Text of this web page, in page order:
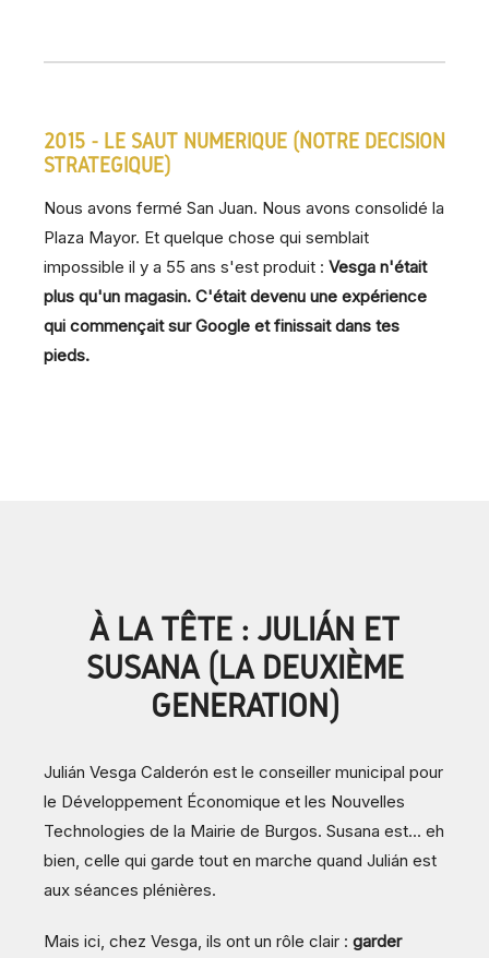
2015 - LE SAUT NUMÉRIQUE (NOTRE DÉCISION
STRATÉGIQUE)
Nous avons fermé San Juan. Nous avons consolidé la
Plaza Mayor. Et quelque chose qui semblait
impossible il y a 55 ans s'est produit : Vesga n'était
plus qu'un magasin. C'était devenu une expérience
qui commençait sur Google et finissait dans tes
pieds.
À LA TÊTE : JULIÁN ET
SUSANA (LA DEUXIÈME
GÉNÉRATION)
Julián Vesga Calderón est le conseiller municipal pour
le Développement Économique et les Nouvelles
Technologies de la Mairie de Burgos. Susana est... eh
bien, celle qui garde tout en marche quand Julián est
aux séances plénières.
Mais ici, chez Vesga, ils ont un rôle clair : garder